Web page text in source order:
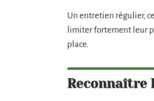
Un entretien régulier,
limiter fortement leur
place.
Reconnaître